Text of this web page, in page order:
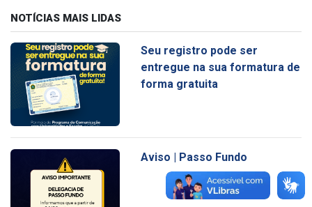
NOTÍCIAS MAIS LIDAS
Seu registro pode ser
entregue na sua formatura de
forma gratuita
Aviso | Passo Fundo